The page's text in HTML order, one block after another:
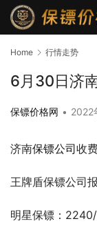
Home 行情走势
6月30日济
保镖价格网 • 2022
济南保镖公司收
王牌盾保镖公司
明星保镖：